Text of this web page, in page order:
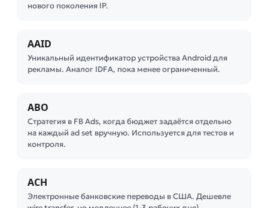
нового поколения IP.
AAID
Уникальный идентификатор устройства Android для
рекламы. Аналог IDFA, пока менее ограниченный.
ABO
Стратегия в FB Ads, когда бюджет задаётся отдельно
на каждый ad set вручную. Используется для тестов и
контроля.
ACH
Электронные банковские переводы в США. Дешевле